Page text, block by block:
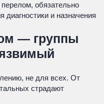
обязательно
диагностики и назначения
— группы
не для всех. От
страдают